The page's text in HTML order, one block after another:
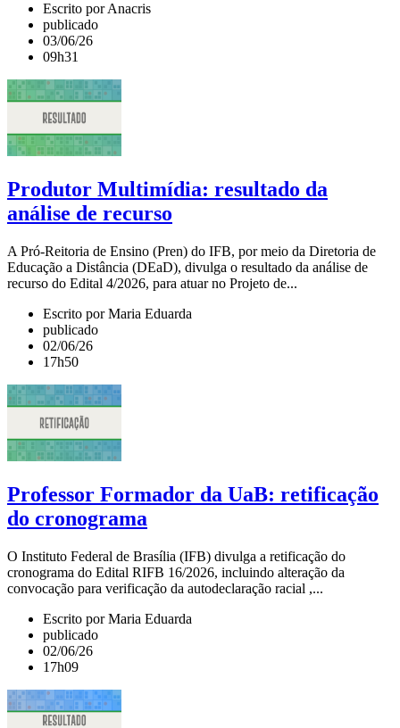
Escrito por Anacris
publicado
03/06/26
09h31
Produtor Multimídia: resultado da
análise de recurso
A Pró-Reitoria de Ensino (Pren) do IFB, por meio da Diretoria de
Educação a Distância (DEaD), divulga o resultado da análise de
recurso do Edital 4/2026, para atuar no Projeto de...
Escrito por Maria Eduarda
publicado
02/06/26
17h50
Professor Formador da UaB: retificação
do cronograma
O Instituto Federal de Brasília (IFB) divulga a retificação do
cronograma do Edital RIFB 16/2026, incluindo alteração da
convocação para verificação da autodeclaração racial ,...
Escrito por Maria Eduarda
publicado
02/06/26
17h09